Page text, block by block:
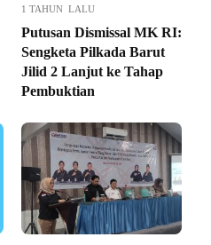
1 TAHUN LALU
Putusan Dismissal MK RI:
Sengketa Pilkada Barut
Jilid 2 Lanjut ke Tahap
Pembuktian